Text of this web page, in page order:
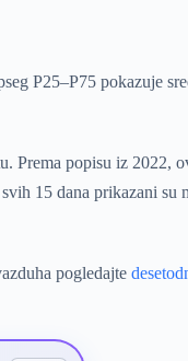
P25–P75 pokazuje
Prema popisu iz 2022,
15 dana prikazani su
pogledajte